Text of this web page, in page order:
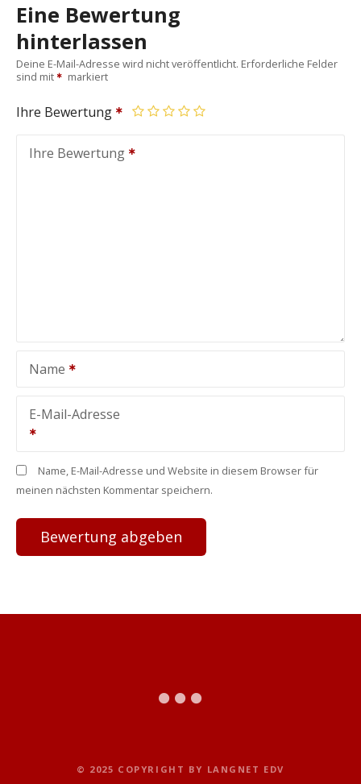
Eine Bewertung
hinterlassen
Deine E-Mail-Adresse wird nicht veröffentlicht. Erforderliche Felder
sind mit
markiert
Ihre Bewertung
Ihre Bewertung
Name
E-Mail-Adresse
Name, E-Mail-Adresse und Website in diesem Browser für
meinen nächsten Kommentar speichern.
© 2025 COPYRIGHT BY LANGNET EDV